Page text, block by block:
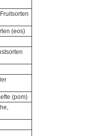
(eos)
(pom)